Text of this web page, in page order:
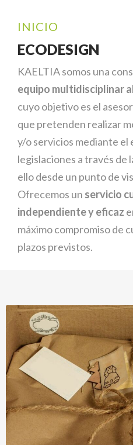
INICIO
ECODESIGN
KAELTIA somos una
equipo multidisciplinar
cuyo objetivo es el
que pretenden realizar
y/o servicios mediante el
legislaciones a través de
ello desde un punto de
Ofrecemos un servicio
independiente y eficaz
máximo compromiso de
plazos previstos.